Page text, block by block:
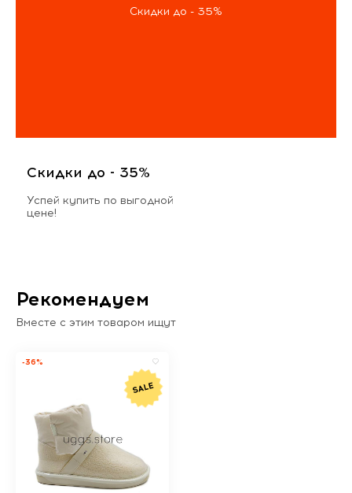
Скидки до - 35%
Скидки до - 35%
Успей купить по выгодной
цене!
Рекомендуем
Вместе с этим товаром ищут
-36%